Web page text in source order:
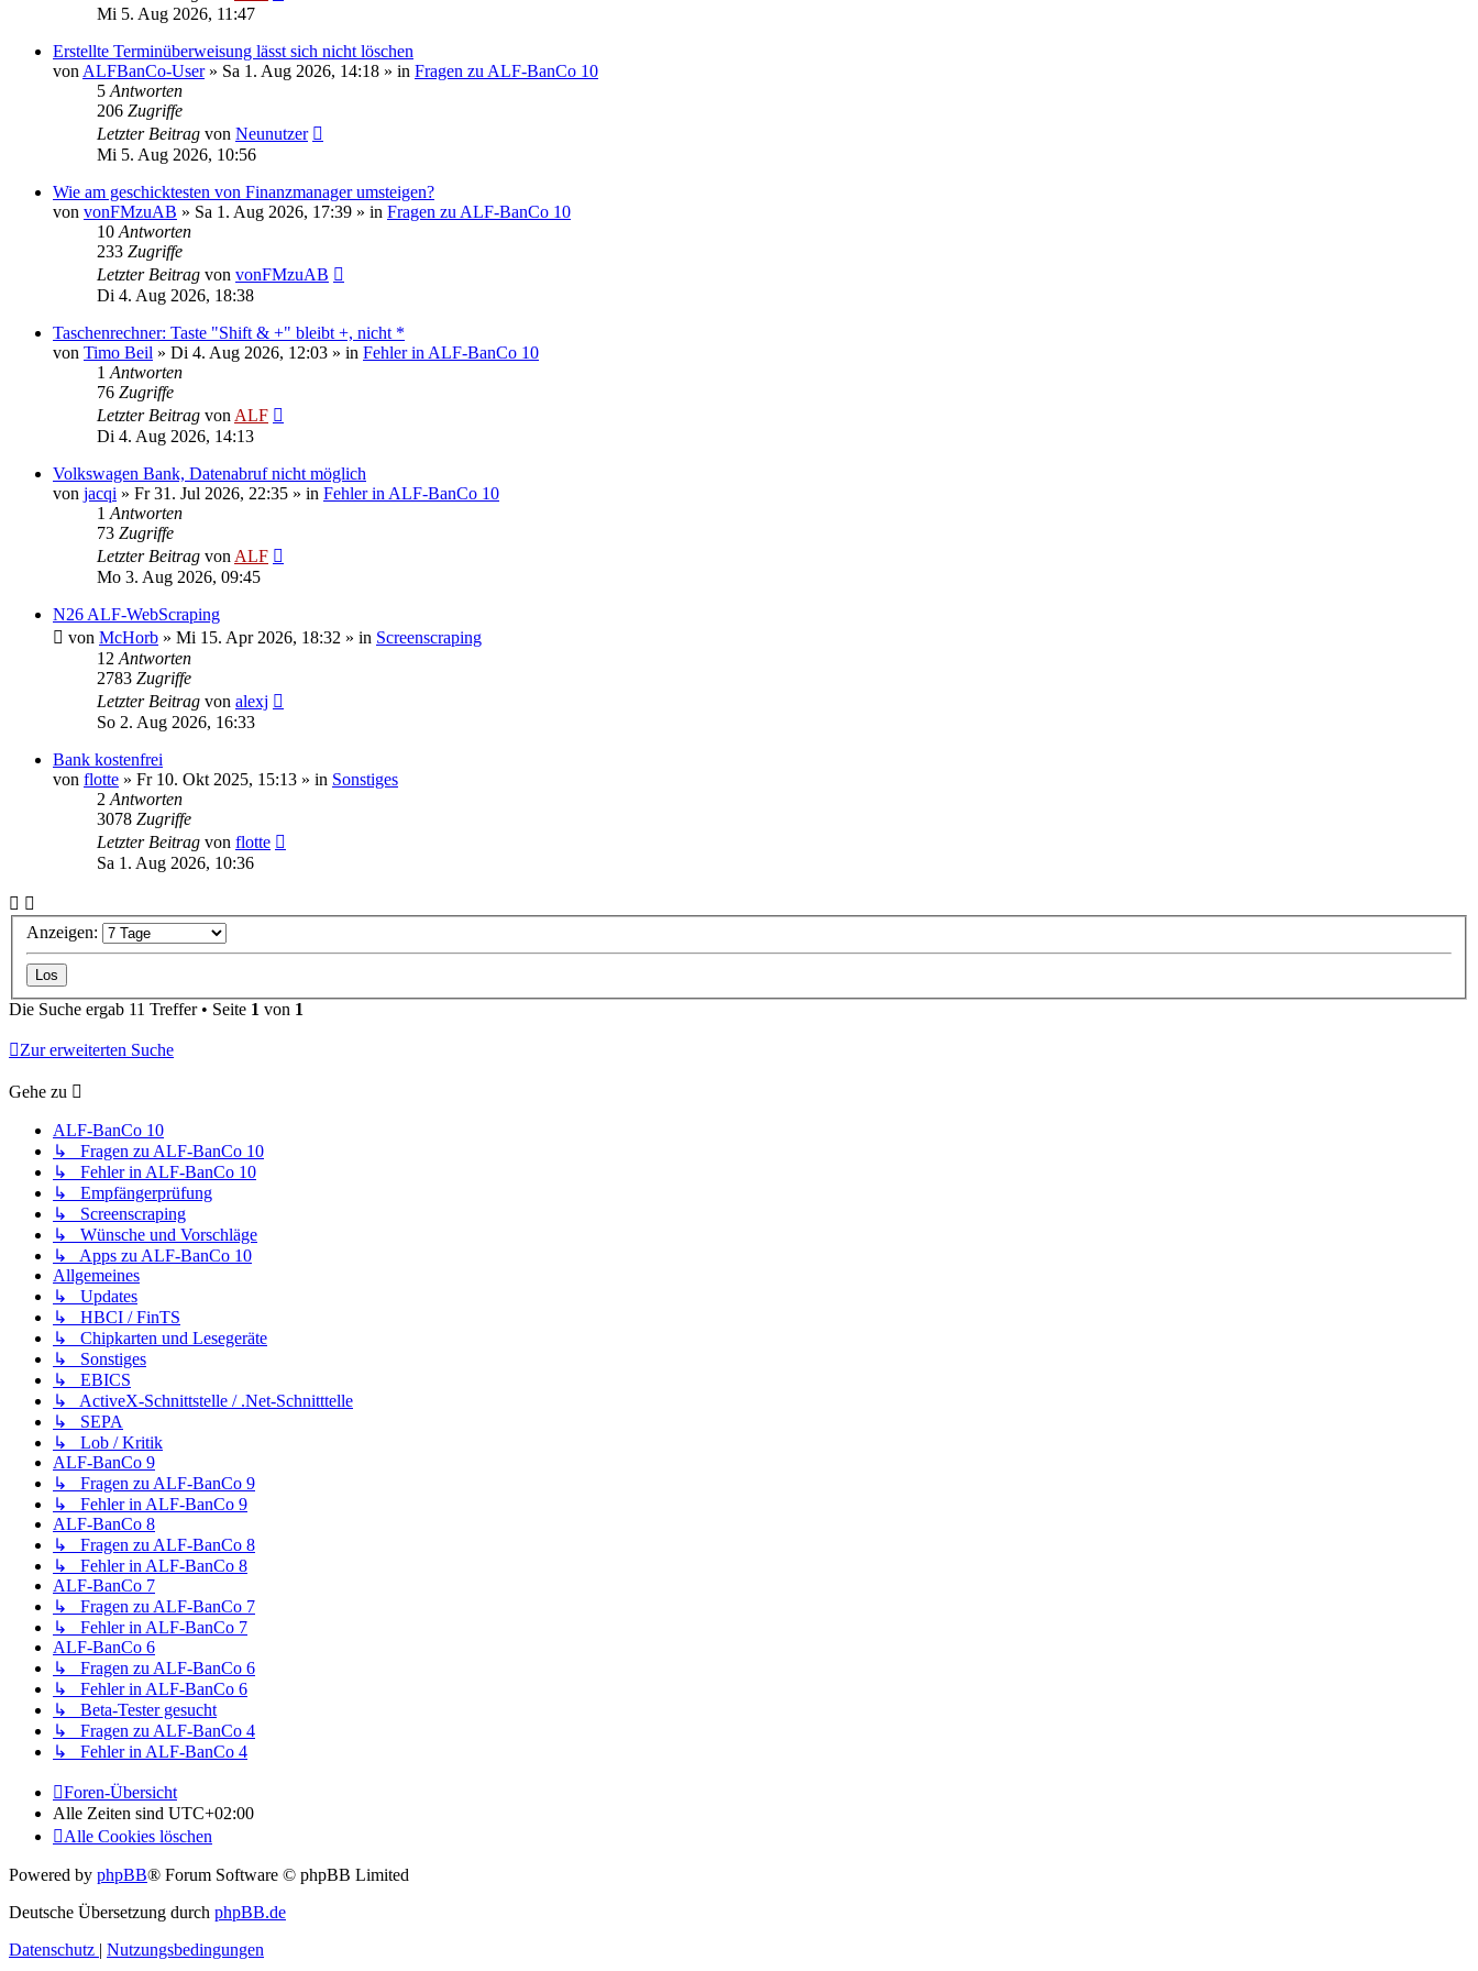
Mi 5. Aug 2026, 11:47
Erstellte Terminüberweisung lässt sich nicht löschen
von ALFBanCo-User» Sa 1. Aug 2026, 14:18 » in Fragen zu ALF-BanCo 10
5 Antworten
206 Zugriffe
Letzter Beitrag von Neunutzer
Mi 5. Aug 2026, 10:56
Wie am geschicktesten von Finanzmanager umsteigen?
von vonFMzuAB » Sa 1. Aug 2026, 17:39 » in Fragen zu ALF-BanCo 10
10 Antworten
233 Zugriffe
Letzter Beitrag von vonFMzuAB
Di 4. Aug 2026, 18:38
Taschenrechner: Taste "Shift & +" bleibt +, nicht *
von Timo Beil » Di 4. Aug 2026, 12:03 » in Fehler in ALF-BanCo 10
1 Antworten
76 Zugriffe
Letzter Beitrag von ALF
Di 4. Aug 2026, 14:13
Volkswagen Bank, Datenabruf nicht möglich
von jacqi » Fr 31. Jul 2026, 22:35 » in Fehler in ALF-BanCo 10
1 Antworten
73 Zugriffe
Letzter Beitrag von ALF
Mo 3. Aug 2026, 09:45
N26 ALF-WebScraping
von McHorb » Mi 15. Apr 2026, 18:32 » in Screenscraping
12 Antworten
2783 Zugriffe
Letzter Beitrag von alexj
So 2. Aug 2026, 16:33
Bank kostenfrei
von flotte » Fr 10. Okt 2025, 15:13 » in Sonstiges
2 Antworten
3078 Zugriffe
Letzter Beitrag von flotte
Sa 1. Aug 2026, 10:36
Anzeigen:
Die Suche ergab 11 Treffer • Seite 1 von 1
Zur erweiterten Suche
Gehe zu
ALF-BanCo 10
↳ Fragen zu ALF-BanCo 10
↳ Fehler in ALF-BanCo 10
↳ Empfängerprüfung
↳ Screenscraping
↳ Wünsche und Vorschläge
↳ Apps zu ALF-BanCo 10
Allgemeines
↳ Updates
↳ HBCI / FinTS
↳ Chipkarten und Lesegeräte
↳ Sonstiges
↳ EBICS
↳ ActiveX-Schnittstelle / .Net-Schnitttelle
↳ SEPA
↳ Lob / Kritik
ALF-BanCo 9
↳ Fragen zu ALF-BanCo 9
↳ Fehler in ALF-BanCo 9
ALF-BanCo 8
↳ Fragen zu ALF-BanCo 8
↳ Fehler in ALF-BanCo 8
ALF-BanCo 7
↳ Fragen zu ALF-BanCo 7
↳ Fehler in ALF-BanCo 7
ALF-BanCo 6
↳ Fragen zu ALF-BanCo 6
↳ Fehler in ALF-BanCo 6
↳ Beta-Tester gesucht
↳ Fragen zu ALF-BanCo 4
↳ Fehler in ALF-BanCo 4
Foren-Übersicht
Alle Zeiten sind UTC+02:00
Alle Cookies löschen
Powered by phpBB® Forum Software © phpBB Limited
Deutsche Übersetzung durch phpBB.de
Datenschutz
Nutzungsbedingungen